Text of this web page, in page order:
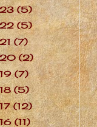
(5)
(5)
(7)
(2)
(7)
(5)
(12)
(11)